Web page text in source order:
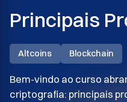
Principais
Altcoins Blockchain
Bem-vindo ao curso
criptografia: principais